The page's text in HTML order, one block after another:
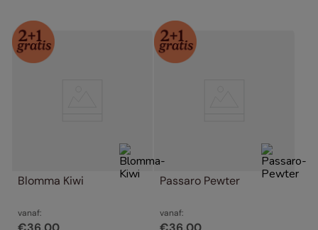
Blomma Kiwi
vanaf:
Passaro Pewter
vanaf: